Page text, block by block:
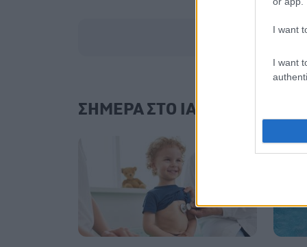
I want
I want
ΣΗΜΕΡΑ ΣΤΟ IATRONET.GR